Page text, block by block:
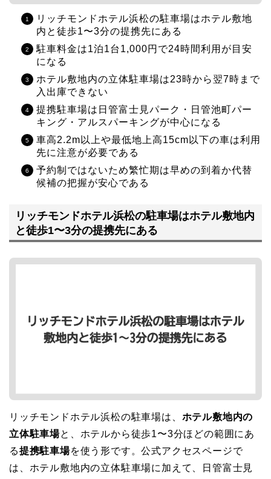
リッチモンドホテル浜松の駐車場はホテル敷地
内と徒歩1〜3分の提携先にある
駐車料金は1泊1台1,000円で24時間利用が目安
になる
ホテル敷地内の立体駐車場は23時から翌7時まで
入出庫できない
提携駐車場は日管富士見パーク・日管池町パー
キング・アルスパーキングが中心になる
車高2.2m以上や最低地上高15cm以下の車は利用
先に注意が必要である
予約制ではないため繁忙期は早めの到着か代替
候補の把握が安心である
リッチモンドホテル浜松の駐車場はホテル敷地内
と徒歩1〜3分の提携先にある
リッチモンドホテル浜松の駐車場は、 ホテル敷地内の
立体駐車場と、ホテルから徒歩1〜3分ほどの範囲にあ
る提携駐車場を使う形です。公式アクセスページで
は、ホテル敷地内の立体駐車場に加えて、日管富士見